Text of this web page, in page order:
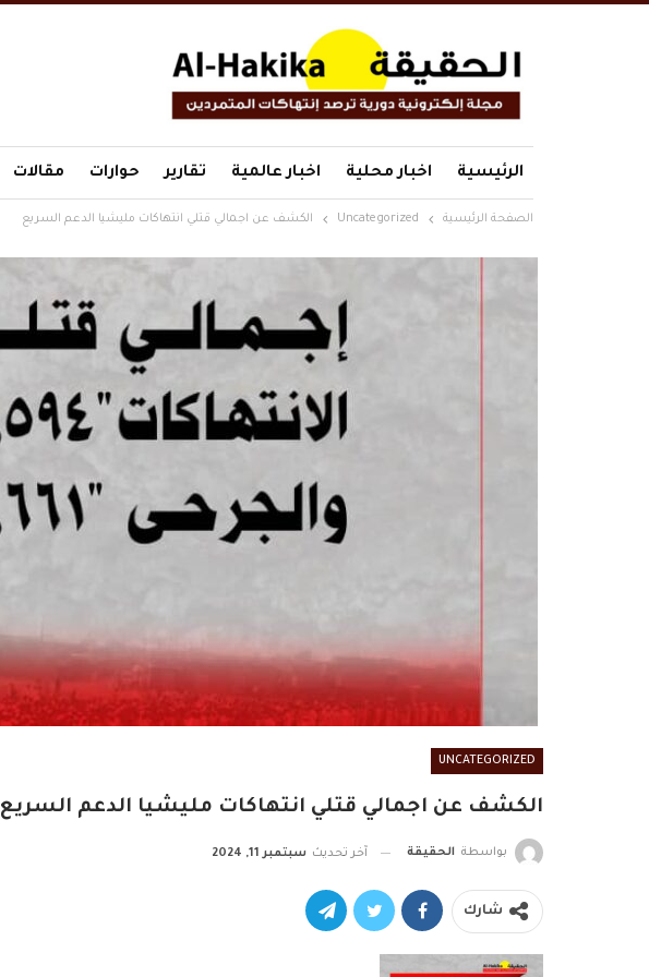
الرئيسية اخبار محلية اخبار عالمية تقارير حوارات مقالات
الصفحة الرئيسية Uncategorized الكشف عن اجمالي قتلي انتهاكات مليشيا الدعم السريع
UNCATEGORIZED
الكشف عن اجمالي قتلي انتهاكات مليشيا الدعم السريع
بواسطة الحقيقة آخر تحديث سبتمبر 11, 2024
شارك